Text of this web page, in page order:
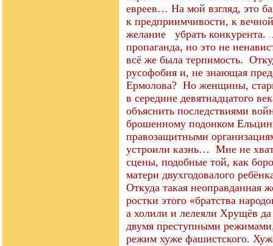
евреев… На мой взгляд, это
к предприимчивости, к
желание убрать
пропаганда, но это не
всё же была терпимость.
русофобия и, не знающая
Ермолова? Но женщины,
в середине девятнадцатого
объяснить последствиями
брошенному подонком
правозащитными
устроили казнь… Мне не
сцены, подобные той, как
матери двухгодовалого
Откуда такая неоправданная
ростки этого «братства
а холили и лелеяли Хрущёв
двумя преступными
режим хуже фашистского.